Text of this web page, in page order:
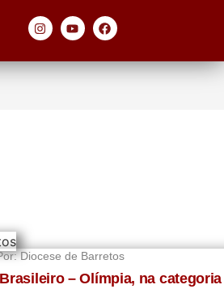
Diocese de Barretos
– Olímpia, na